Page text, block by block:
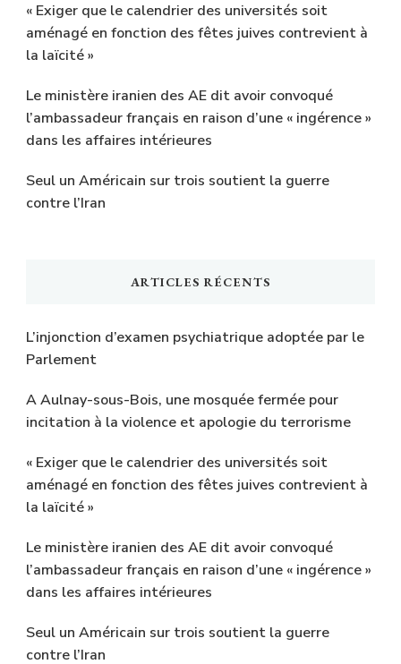
« Exiger que le calendrier des universités soit
aménagé en fonction des fêtes juives contrevient à
la laïcité »
Le ministère iranien des AE dit avoir convoqué
l’ambassadeur français en raison d’une « ingérence »
dans les affaires intérieures
Seul un Américain sur trois soutient la guerre
contre l’Iran
ARTICLES RÉCENTS
L’injonction d’examen psychiatrique adoptée par le
Parlement
A Aulnay-sous-Bois, une mosquée fermée pour
incitation à la violence et apologie du terrorisme
« Exiger que le calendrier des universités soit
aménagé en fonction des fêtes juives contrevient à
la laïcité »
Le ministère iranien des AE dit avoir convoqué
l’ambassadeur français en raison d’une « ingérence »
dans les affaires intérieures
Seul un Américain sur trois soutient la guerre
contre l’Iran